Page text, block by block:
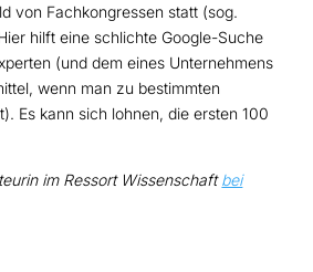
von Fachkongressen statt (sog.
hilft eine schlichte Google-Suche
(und dem eines Unternehmens
wenn man zu bestimmten
Es kann sich lohnen, die ersten 100
im Ressort Wissenschaftbei